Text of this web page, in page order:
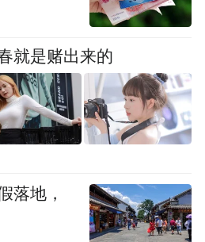
就是赌出来的
落地，